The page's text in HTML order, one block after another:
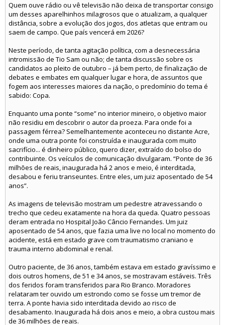
Quem ouve rádio ou vê televisão não deixa de transportar consigo
um desses aparelhinhos milagrosos que o atualizam, a qualquer
distância, sobre a evolução dos jogos, dos atletas que entram ou
saem de campo. Que país vencerá em 2026?
Neste período, de tanta agitação política, com a desnecessária
intromissão de Tio Sam ou não; de tanta discussão sobre os
candidatos ao pleito de outubro – já bem perto, de finalização de
debates e embates em qualquer lugar e hora, de assuntos que
fogem aos interesses maiores da nação, o predomínio do tema é
sabido: Copa.
Enquanto uma ponte “some” no interior mineiro, o objetivo maior
não residiu em descobrir o autor da proeza. Para onde foi a
passagem férrea? Semelhantemente aconteceu no distante Acre,
onde uma outra ponte foi construída e inaugurada com muito
sacrifício... é dinheiro público, quero dizer, extraído do bolso do
contribuinte. Os veículos de comunicação divulgaram. “Ponte de 36
milhões de reais, inaugurada há 2 anos e meio, é interditada,
desabou e feriu transeuntes. Entre eles, um juiz aposentado de 54
anos”.
As imagens de televisão mostram um pedestre atravessando o
trecho que cedeu exatamente na hora da queda. Quatro pessoas
deram entrada no Hospital João Câncio Fernandes. Um juiz
aposentado de 54 anos, que fazia uma live no local no momento do
acidente, está em estado grave com traumatismo craniano e
trauma interno abdominal e renal.
Outro paciente, de 36 anos, também estava em estado gravíssimo e
dois outros homens, de 51 e 34 anos, se mostravam estáveis. Três
dos feridos foram transferidos para Rio Branco. Moradores
relataram ter ouvido um estrondo como se fosse um tremor de
terra. A ponte havia sido interditada devido ao risco de
desabamento. Inaugurada há dois anos e meio, a obra custou mais
de 36 milhões de reais.